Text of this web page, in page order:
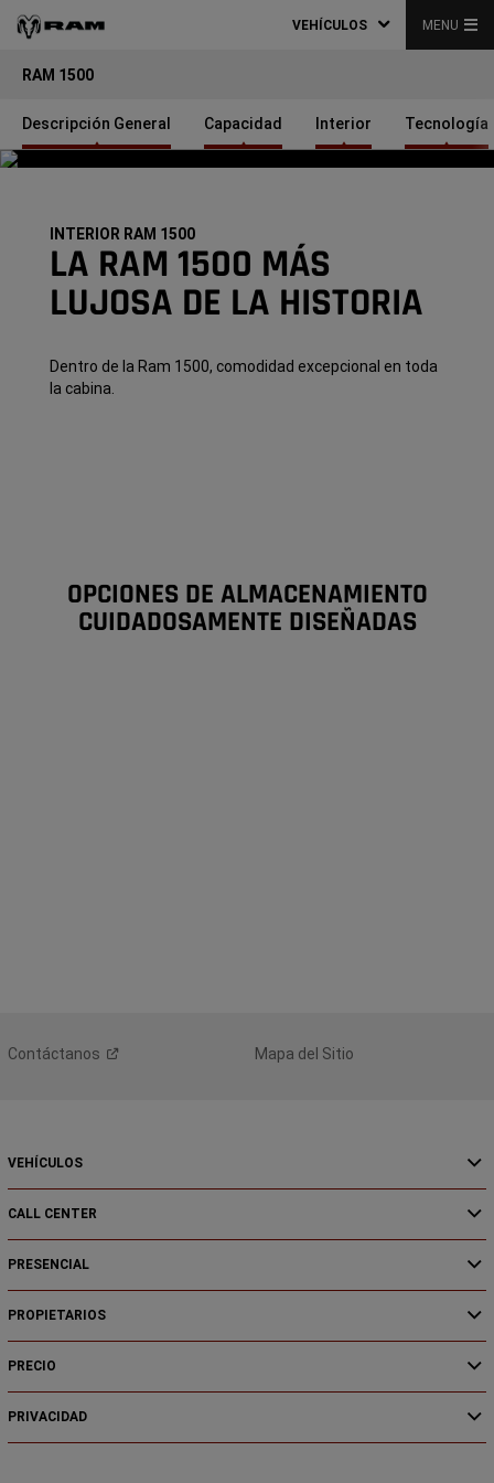
VEHÍCULOS MENU
RAM 1500
Descripción General Capacidad Interior Tecnología
INTERIOR RAM 1500
LA RAM 1500 MÁS
LUJOSA DE LA HISTORIA
Dentro de la Ram 1500, comodidad excepcional en toda
la cabina.
OPCIONES DE ALMACENAMIENTO
CUIDADOSAMENTE DISEÑADAS
Contáctanos Mapa del Sitio
VEHÍCULOS
CALL CENTER
PRESENCIAL
PROPIETARIOS
PRECIO
PRIVACIDAD